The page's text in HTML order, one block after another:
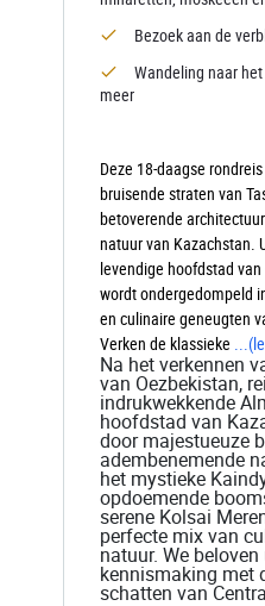
Bezoek aan de
Wandeling naar
meer
Deze 18-daagse
bruisende straten van
betoverende
natuur van Kazachstan.
levendige hoofdstad
wordt ondergedompeld
en culinaire geneugten
Verken de klassieke
Na het verkennen
van Oezbekistan,
indrukwekkende
hoofdstad van
door majestueuze
adembenemende
het mystieke
opdoemende
serene Kolsai
perfecte mix van
natuur. We
kennismaking met
schatten van